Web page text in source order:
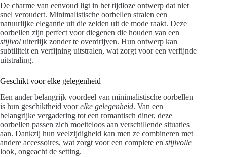
De charme van eenvoud ligt in het tijdloze ontwerp dat niet
snel veroudert. Minimalistische oorbellen stralen een
natuurlijke elegantie uit die zelden uit de mode raakt. Deze
oorbellen zijn perfect voor diegenen die houden van een
stijlvol uiterlijk zonder te overdrijven. Hun ontwerp kan
subtiliteit en verfijning uitstralen, wat zorgt voor een verfijnde
uitstraling.
Geschikt voor elke gelegenheid
Een ander belangrijk voordeel van minimalistische oorbellen
is hun geschiktheid voorelke gelegenheid. Van een
belangrijke vergadering tot een romantisch diner, deze
oorbellen passen zich moeiteloos aan verschillende situaties
aan. Dankzij hun veelzijdigheid kan men ze combineren met
andere accessoires, wat zorgt voor een complete en stijlvolle
look, ongeacht de setting.